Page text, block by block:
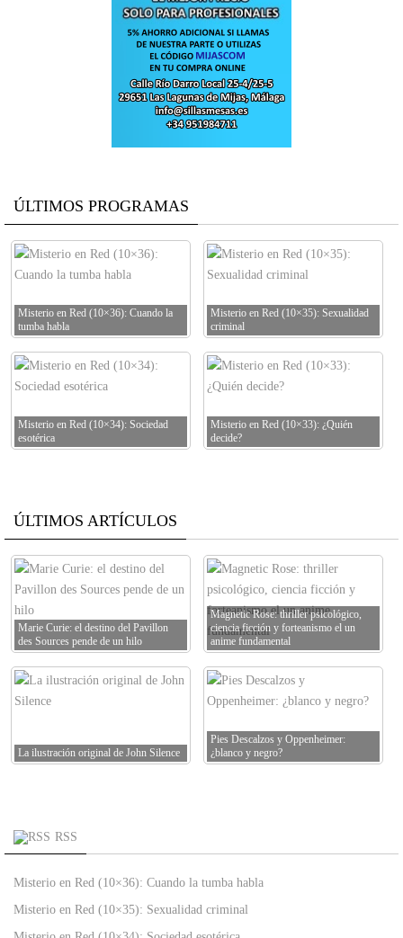
ÚLTIMOS PROGRAMAS
Misterio en Red (10×36): Cuando la
tumba habla
Misterio en Red (10×35): Sexualidad
criminal
Misterio en Red (10×34): Sociedad
esotérica
Misterio en Red (10×33): ¿Quién
decide?
ÚLTIMOS ARTÍCULOS
Marie Curie: el destino del Pavillon
des Sources pende de un hilo
Magnetic Rose: thriller psicológico,
ciencia ficción y forteanismo el un
anime fundamental
La ilustración original de John Silence
Pies Descalzos y Oppenheimer:
¿blanco y negro?
RSS
Misterio en Red (10×36): Cuando la tumba habla
Misterio en Red (10×35): Sexualidad criminal